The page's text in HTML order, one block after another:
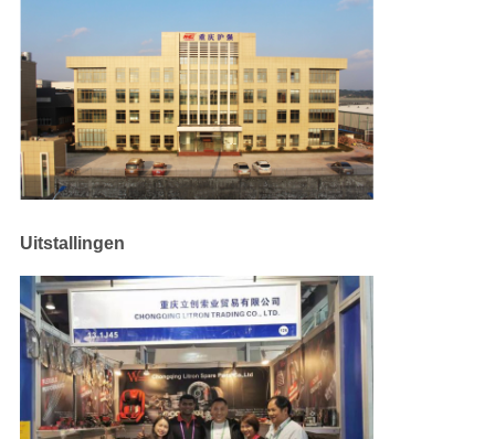
Uitstallingen